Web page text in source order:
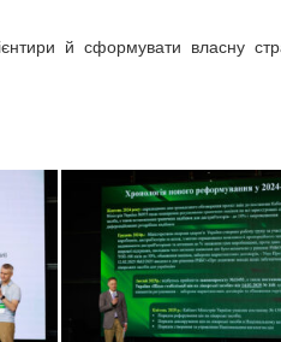
й сформувати власну